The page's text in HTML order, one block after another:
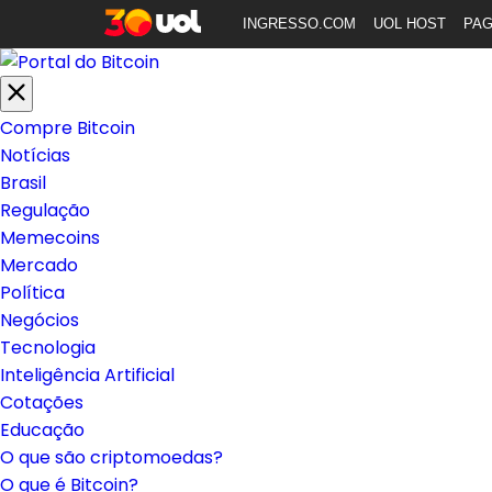
INGRESSO.COM UOL HOST
Compre Bitcoin
Notícias
Brasil
Regulação
Memecoins
Mercado
Política
Negócios
Tecnologia
Inteligência Artificial
Cotações
Educação
O que são criptomoedas?
O que é Bitcoin?